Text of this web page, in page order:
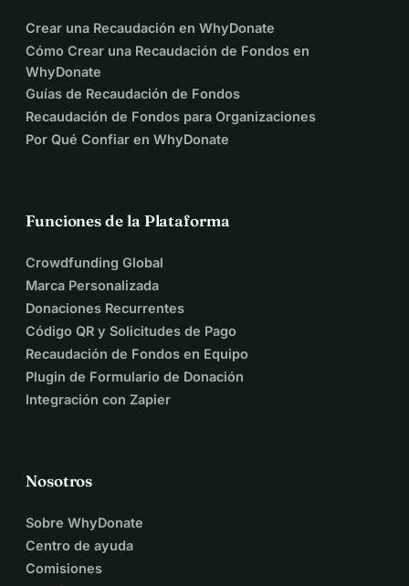
Crear una Recaudación en WhyDonate
Cómo Crear una Recaudación de Fondos en
WhyDonate
Guías de Recaudación de Fondos
Recaudación de Fondos para Organizaciones
Por Qué Confiar en WhyDonate
Funciones de la Plataforma
Crowdfunding Global
Marca Personalizada
Donaciones Recurrentes
Código QR y Solicitudes de Pago
Recaudación de Fondos en Equipo
Plugin de Formulario de Donación
Integración con Zapier
Nosotros
Sobre WhyDonate
Centro de ayuda
Comisiones